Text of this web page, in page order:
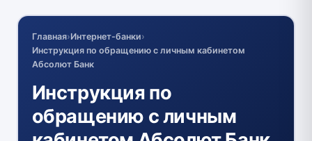
Главная›Интернет-банки›
Инструкция по обращению с личным кабинетом
Абсолют Банк
Инструкция по
обращению с личным